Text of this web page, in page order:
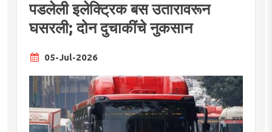
पडलेली इलेक्ट्रिक बस उतारावरून
घसरली; दोन दुचाकींचे नुकसान
05-Jul-2026